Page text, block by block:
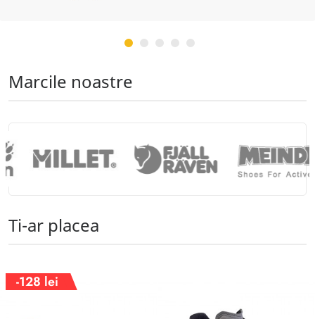
Marcile noastre
Ti-ar placea
-128 lei